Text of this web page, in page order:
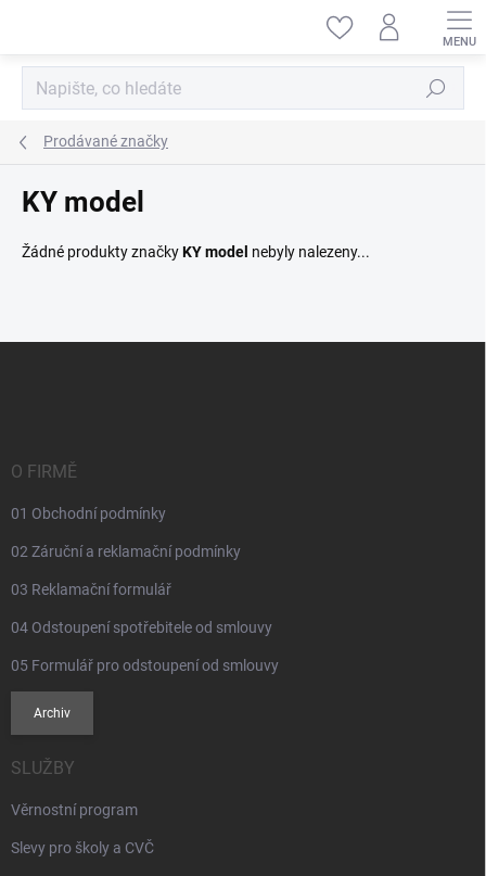
Hledat
Prodávané značky
KY model
Žádné produkty značkyKY model nebyly nalezeny...
O FIRMĚ
01 Obchodní podmínky
02 Záruční a reklamační podmínky
03 Reklamační formulář
04 Odstoupení spotřebitele od smlouvy
05 Formulář pro odstoupení od smlouvy
Archiv
SLUŽBY
Věrnostní program
Slevy pro školy a CVČ